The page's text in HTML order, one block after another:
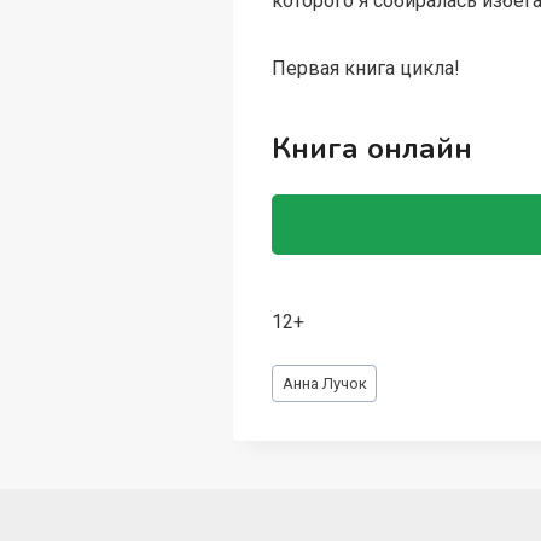
Первая книга цикла!
Книга онлайн
12+
Метки
записи:
Анна Лучок